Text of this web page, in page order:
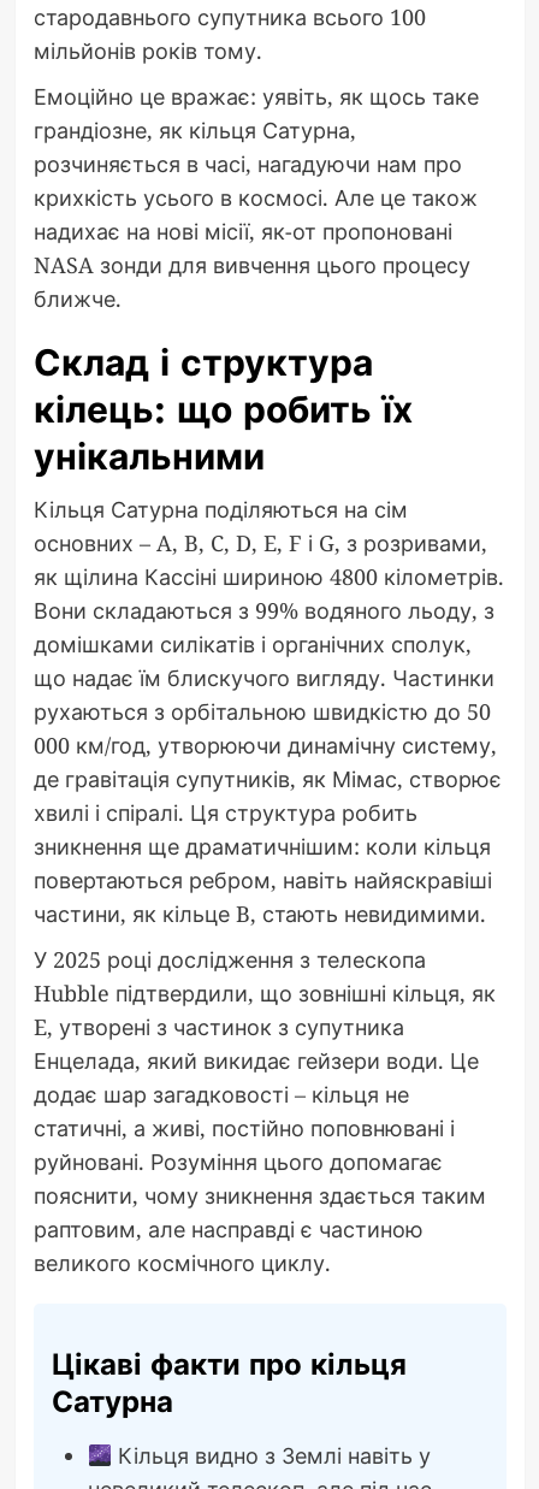
стародавнього супутника всього 100
мільйонів років тому.
Емоційно це вражає: уявіть, як щось таке
грандіозне, як кільця Сатурна,
розчиняється в часі, нагадуючи нам про
крихкість усього в космосі. Але це також
надихає на нові місії, як-от пропоновані
NASA зонди для вивчення цього процесу
ближче.
Склад і структура
кілець: що робить їх
унікальними
Кільця Сатурна поділяються на сім
основних – A, B, C, D, E, F і G, з розривами,
як щілина Кассіні шириною 4800 кілометрів.
Вони складаються з 99% водяного льоду, з
домішками силікатів і органічних сполук,
що надає їм блискучого вигляду. Частинки
рухаються з орбітальною швидкістю до 50
000 км/год, утворюючи динамічну систему,
де гравітація супутників, як Мімас, створює
хвилі і спіралі. Ця структура робить
зникнення ще драматичнішим: коли кільця
повертаються ребром, навіть найяскравіші
частини, як кільце B, стають невидимими.
У 2025 році дослідження з телескопа
Hubble підтвердили, що зовнішні кільця, як
E, утворені з частинок з супутника
Енцелада, який викидає гейзери води. Це
додає шар загадковості – кільця не
статичні, а живі, постійно поповнювані і
руйновані. Розуміння цього допомагає
пояснити, чому зникнення здається таким
раптовим, але насправді є частиною
великого космічного циклу.
Цікаві факти про кільця
Сатурна
Кільця видно з Землі навіть у